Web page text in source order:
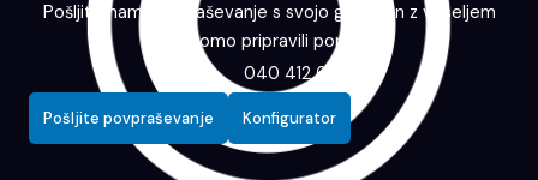
Pošljite nam povpraševanje s svojo grafiko in z veseljem
vam bomo pripravili ponudbo.
040 412 643
Pošljite povpraševanje Konfigurator